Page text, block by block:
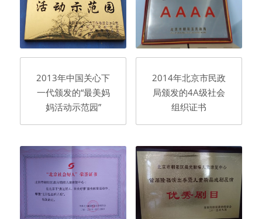
园区环境
活动
2013年中国关心下
一代颁发的“最美妈
妈活动示范园”
2014年北京市民政
局颁发的4A级社会
组织证书